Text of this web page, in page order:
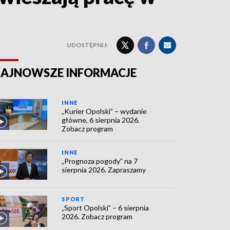
UDOSTĘPNIJ:
INFORMACJE
INNE
„Kurier Opolski” – wydanie
główne, 6 sierpnia 2026.
Zobacz program
INNE
„Prognoza pogody” na 7
sierpnia 2026. Zapraszamy
SPORT
„Sport Opolski” – 6 sierpnia
2026. Zobacz program